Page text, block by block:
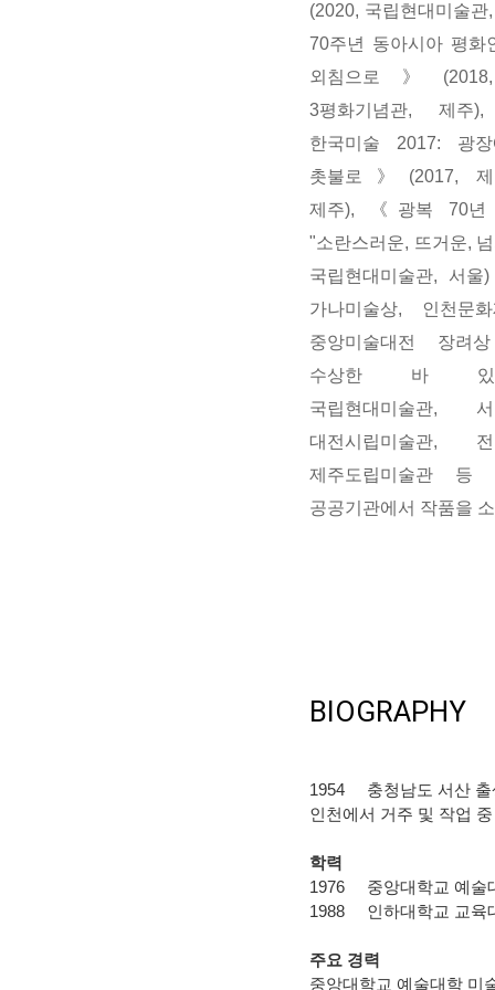
(2020, 국립현대미술
70주년 동아시아 평화
외침으로》
3평화기념관, 제
한국미술 2017: 광장
촛불로》(2017, 제
제주), 《광복 70년
"소란스러운, 뜨거운,
국립현대미술관, 서울
가나미술상, 인천문
중앙미술대전 장려
수상한 바 있
국립현대미술관, 서
대전시립미술관, 전
제주도립미술관 등
공공기관에서 작품을
BIOGRAPHY
1954 충청남도 서산 출
인천에서 거주 및 작업 중
학력
1976 중앙대학교 예술
1988
인하대학교 교육
주요 경력
중앙대학교 예술대학 미